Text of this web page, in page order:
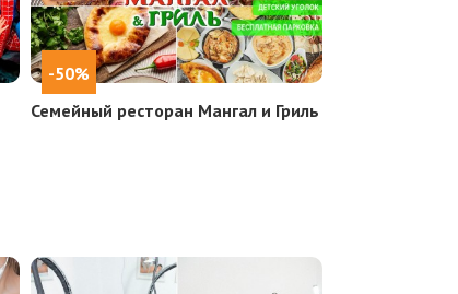
-50%
Семейный ресторан Мангал и Гриль